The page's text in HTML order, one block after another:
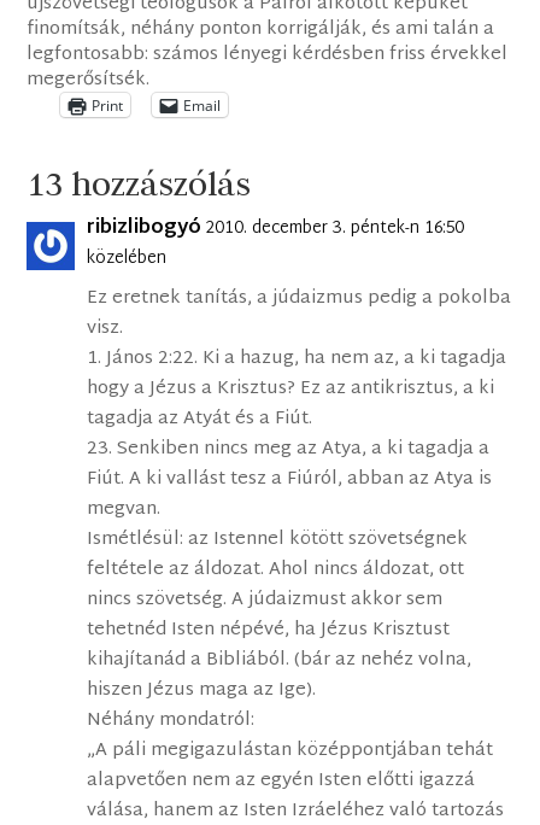
finomítsák, néhány ponton korrigálják, és ami talán a
legfontosabb: számos lényegi kérdésben friss érvekkel
megerősítsék.
Print Email
13 hozzászólás
ribizlibogyó 2010. december 3. péntek-n 16:50
közelében
Ez eretnek tanítás, a júdaizmus pedig a pokolba
visz.
1. János 2:22. Ki a hazug, ha nem az, a ki tagadja
hogy a Jézus a Krisztus? Ez az antikrisztus, a ki
tagadja az Atyát és a Fiút.
23. Senkiben nincs meg az Atya, a ki tagadja a
Fiút. A ki vallást tesz a Fiúról, abban az Atya is
megvan.
Ismétlésül: az Istennel kötött szövetségnek
feltétele az áldozat. Ahol nincs áldozat, ott
nincs szövetség. A júdaizmust akkor sem
tehetnéd Isten népévé, ha Jézus Krisztust
kihajítanád a Bibliából. (bár az nehéz volna,
hiszen Jézus maga az Ige).
Néhány mondatról:
„A páli megigazulástan középpontjában tehát
alapvetően nem az egyén Isten előtti igazzá
válása, hanem az Isten Izráeléhez való tartozás